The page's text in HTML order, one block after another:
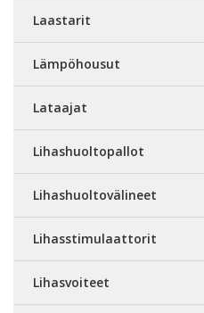
Laastarit
Lämpöhousut
Lataajat
Lihashuoltopallot
Lihashuoltovälineet
Lihasstimulaattorit
Lihasvoiteet